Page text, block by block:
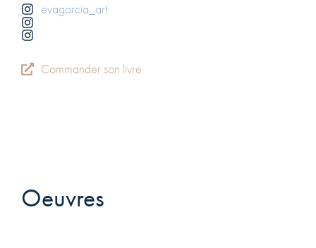
evagarcia_art
Commander son livre
Oeuvres